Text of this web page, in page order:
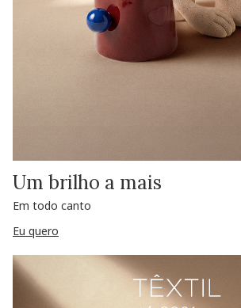
Um brilho a mais
Em todo canto
Eu quero